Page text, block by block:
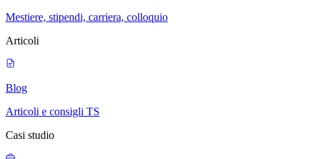
Mestiere, stipendi, carriera, colloquio
Articoli
Blog
Articoli e consigli TS
Casi studio